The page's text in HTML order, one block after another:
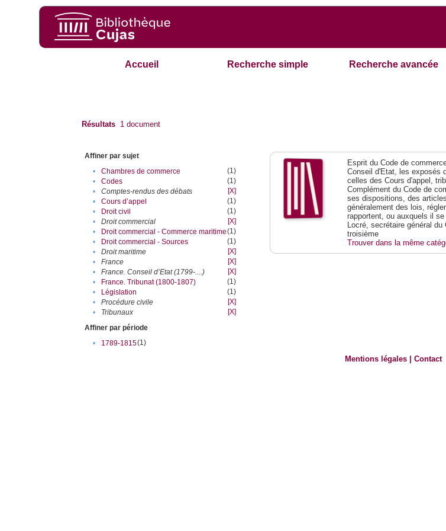
Accueil Recherche simple Recherche avancée
Résultats 1 document
Affiner par sujet
•
Chambres de commerce
(1)
•
Codes
(1)
•
Comptes-rendus des débats
[X]
•
Cours d’appel
(1)
•
Droit civil
(1)
•
Droit commercial
[X]
•
Droit commercial - Commerce maritime(1)
•
Droit commercial - Sources
(1)
•
Droit maritime
[X]
•
France
[X]
•
France. Conseil d’Etat (1799-....)
[X]
•
France. Tribunat (1800-1807)
(1)
•
Législation
(1)
•
Procédure civile
[X]
•
Tribunaux
[X]
Affiner par période
•
1789-1815(1)
Esprit du Code de
Conseil d'Etat, les exposés
celles des Cours d'appel,
Complément du Code de
ses dispositions, des
généralement des lois,
rapportent, ou auxquels il
Locré, secrétaire général
troisième
Trouver dans la même
Mentions légales |Contact